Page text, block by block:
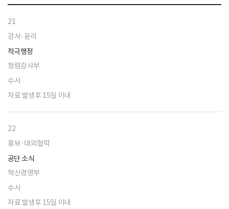
택
21
감사·윤리
적극행정
청렴감사부
수시
자료 발생후 15일 이내
22
홍보·대외협력
공단 소식
혁신경영부
수시
자료 발생후 15일 이내